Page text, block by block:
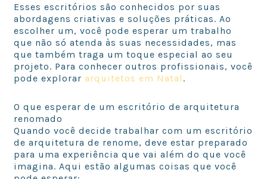
Esses escritórios são conhecidos por suas
abordagens criativas e soluções práticas. Ao
escolher um, você pode esperar um trabalho
que não só atenda às suas necessidades, mas
que também traga um toque especial ao seu
projeto. Para conhecer outros profissionais, você
pode explorar arquitetos em Natal .
O que esperar de um escritório de arquitetura
renomado
Quando você decide trabalhar com um escritório
de arquitetura de renome, deve estar preparado
para uma experiência que vai além do que você
imagina. Aqui estão algumas coisas que você